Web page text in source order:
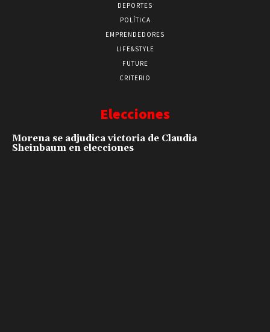
DEPORTES
POLÍTICA
EMPRENDEDORES
LIFE&STYLE
FUTURE
CRITERIO
Elecciones
Morena se adjudica victoria de Claudia
Sheinbaum en elecciones